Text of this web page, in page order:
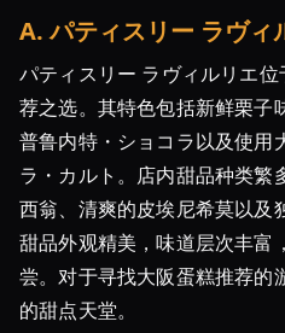
A.パティスリー ラヴィ
パティスリー ラヴィルリエ
荐之选。其特色包括新鲜栗子
普鲁内特・ショコラ以及使用
ラ・カルト。店内甜品种类繁
西翁、清爽的皮埃尼希莫以及
甜品外观精美，味道层次丰富
尝。对于寻找大阪蛋糕推荐的
的甜点天堂。